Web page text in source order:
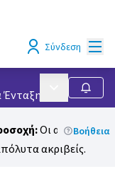
γλώσσας Σύνδεση
Ένταξης &Κυρίως μενού
Οι αυτόματες
ακριβείς.
Βοήθεια